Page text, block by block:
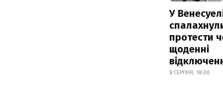
У
протести
щоденні
8 СЕРПНЯ, 18:00